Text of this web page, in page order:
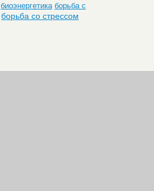
биоэнергетика борьба с
борьба со стрессом